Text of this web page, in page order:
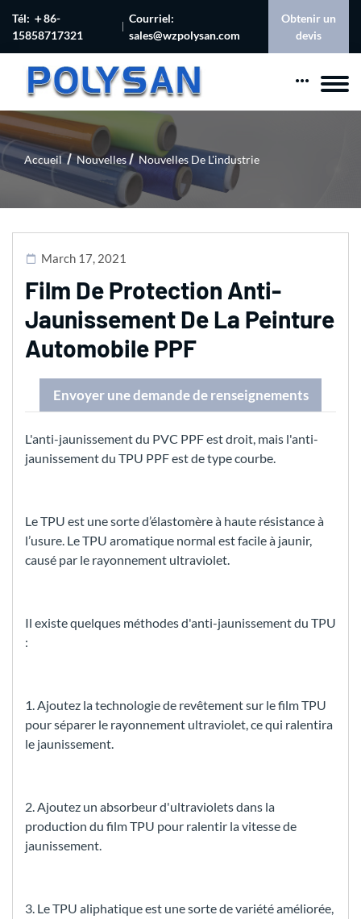
Tél: ＋86-
15858717321
Courriel:
sales@wzpolysan.com
Obtenir un
devis
Accueil Nouvelles Nouvelles De L'industrie
March 17, 2021
Film De Protection Anti-
Jaunissement De La Peinture
Automobile PPF
Envoyer une demande de renseignements
L'anti-jaunissement du PVC PPF est droit, mais l'anti-
jaunissement du TPU PPF est de type courbe.
Le TPU est une sorte d’élastomère à haute résistance à
l’usure. Le TPU aromatique normal est facile à jaunir,
causé par le rayonnement ultraviolet.
Il existe quelques méthodes d'anti-jaunissement du TPU
:
1. Ajoutez la technologie de revêtement sur le film TPU
pour séparer le rayonnement ultraviolet, ce qui ralentira
le jaunissement.
2. Ajoutez un absorbeur d'ultraviolets dans la
production du film TPU pour ralentir la vitesse de
jaunissement.
3. Le TPU aliphatique est une sorte de variété améliorée,